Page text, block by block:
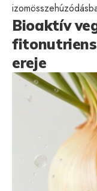
Bioaktív
ereje